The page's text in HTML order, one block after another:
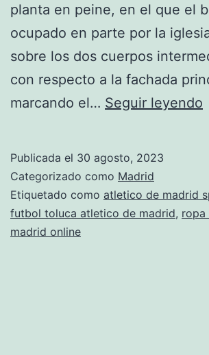
planta en peine, en el que el
ocupado en parte por la
sobre los dos cuerpos
con respecto a la fachada
marcando el… Seguir leyendo
Publicada el 30 agosto, 2023
Categorizado como Madrid
Etiquetado como atletico de madrid
futbol toluca atletico de madrid, ropa
madrid online